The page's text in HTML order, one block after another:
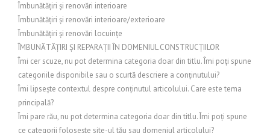
Îmbunătățiri și renovări interioare
Îmbunătățiri și renovări interioare/exterioare
Îmbunătățiri și renovări locuințe
ÎMBUNĂTĂȚIRI ȘI REPARAȚII ÎN DOMENIUL CONSTRUCȚIILOR
Îmi cer scuze, nu pot determina categoria doar din titlu. Îmi poți spune
categoriile disponibile sau o scurtă descriere a conținutului?
Îmi lipsește contextul despre conținutul articolului. Care este tema
principală?
Îmi pare rău, nu pot determina categoria doar din titlu. Îmi poți spune
ce categorii folosește site-ul tău sau domeniul articolului?